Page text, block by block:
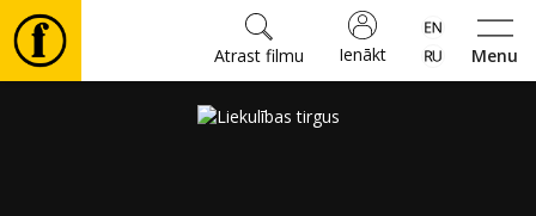
Menu
Ienākt
Atrast filmu